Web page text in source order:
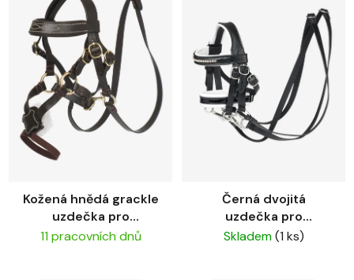
Kožená hnědá grackle
uzdečka pro
plyšového koně
11 pracovních dnů
Černá dvojitá
uzdečka pro
plyšového koně
Skladem(1 ks)